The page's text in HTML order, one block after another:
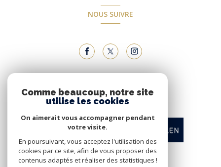
NOUS SUIVRE
NOUS ADHÉRONS
Comme beaucoup, notre site
utilise les cookies
On aimerait vous accompagner pendant
votre visite.
En poursuivant, vous acceptez l'utilisation des
cookies par ce site, afin de vous proposer des
contenus adaptés et réaliser des statistiques !